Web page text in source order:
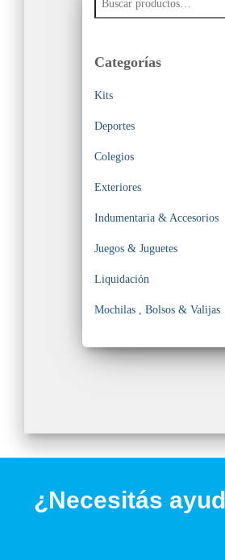
Categorías
Kits
Deportes
Colegios
Exteriores
Indumentaria & Accesorios
Juegos & Juguetes
Liquidación
Mochilas , Bolsos & Valijas
¿Necesitás